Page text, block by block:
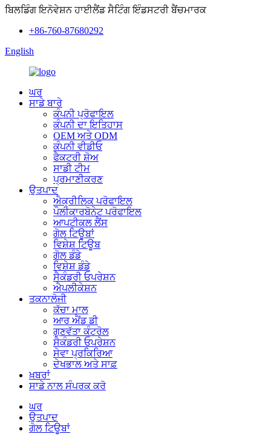
ਬਿਲਡਿੰਗ ਇਨੋਵੇਸ਼ਨ ਹਾਈਲੈਂਡ ਸੈਟਿੰਗ ਇੰਡਸਟਰੀ ਬੈਂਚਮਾਰਕ
+86-760-87680292
English
ਘਰ
ਸਾਡੇ ਬਾਰੇ
ਕੰਪਨੀ ਪ੍ਰੋਫਾਇਲ
ਕੰਪਨੀ ਦਾ ਇਤਿਹਾਸ
OEM ਅਤੇ ODM
ਕੰਪਨੀ ਵੀਡੀਓ
ਫੈਕਟਰੀ ਸ਼ੋਅ
ਸਾਡੀ ਟੀਮ
ਪ੍ਰਮਾਣੀਕਰਣ
ਉਤਪਾਦ
ਐਕ੍ਰੀਲਿਕ ਪਰੋਫਾਇਲ
ਪੌਲੀਕਾਰਬੋਨੇਟ ਪਰੋਫਾਇਲ
ਆਪਟੀਕਲ ਲੈਂਸ
ਗੋਲ ਟਿਊਬਾਂ
ਵਿਸ਼ੇਸ਼ ਟਿਊਬ
ਗੋਲ ਡੰਡੇ
ਵਿਸ਼ੇਸ਼ ਡੰਡੇ
ਸੈਕੰਡਰੀ ਓਪਰੇਸ਼ਨ
ਐਪਲੀਕੇਸ਼ਨ
ਤਕਨਾਲੋਜੀ
ਕੱਚਾ ਮਾਲ
ਆਰ ਐਂਡ ਡੀ
ਗੁਣਵੱਤਾ ਕੰਟਰੋਲ
ਸੈਕੰਡਰੀ ਓਪਰੇਸ਼ਨ
ਸੇਵਾ ਪ੍ਰਕਿਰਿਆ
ਦੇਖਭਾਲ ਅਤੇ ਸਾਫ਼
ਖ਼ਬਰਾਂ
ਸਾਡੇ ਨਾਲ ਸੰਪਰਕ ਕਰੋ
ਘਰ
ਉਤਪਾਦ
ਗੋਲ ਟਿਊਬਾਂ